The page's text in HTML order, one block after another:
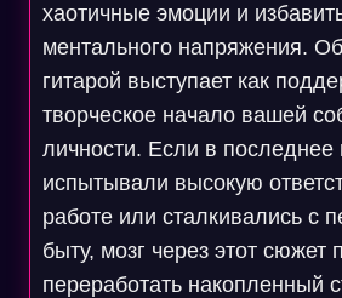
хаотичные эмоции и
ментального напряжения.
гитарой выступает как
творческое начало вашей
личности. Если в
испытывали высокую
работе или сталкивались с
быту, мозг через этот сюжет
переработать накопленный